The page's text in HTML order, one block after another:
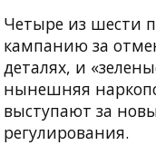
Четыре из шести
кампанию за
деталях, и
нынешняя
выступают за
регулирования.